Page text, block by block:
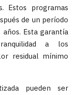
Estos programas
de un período
Esta garantía
a los
residual mínimo
pueden ser